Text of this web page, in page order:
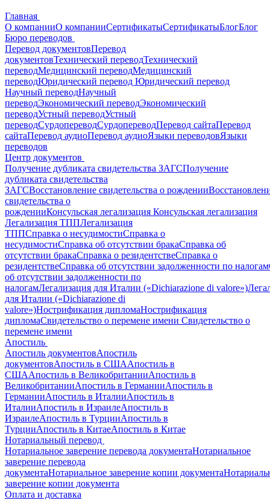
Главная
О компанииО компанииСертификатыСертификатыБлогБлог
Бюро переводов
Перевод документовПеревод
документовТехнический переводТехнический
переводМедицинский переводМедицинский
переводЮридический перевод Юридический перевод
Научный переводНаучный
переводЭкономический переводЭкономический
переводУстный переводУстный
переводСурдопереводСурдопереводПеревод сайтаПеревод
сайтаПеревод аудиоПеревод аудиоЯзыки переводовЯзыки
переводов
Центр документов
Получение дубликата свидетельства ЗАГСПолучение
дубликата свидетельства
ЗАГСВосстановление свидетельства о рождении
свидетельства о
рожденииКонсульская легализация Консульская легализация
Легализация ТППЛегализация
ТППСправка о несудимостиСправка о
несудимостиСправка об отсутствии бракаСправка об
отсутствии бракаСправка о резидентствеСправка о
резидентствеСправка об отсутствии задолженности по налогам
об отсутствии задолженности по
налогамЛегализация для Италии («Dichiarazione di valore»)
для Италии («Dichiarazione di
valore»)Нострификация дипломаНострификация
дипломаСвидетельство о перемене имени Свидетельство о
перемене имени
Апостиль
Апостиль документовАпостиль
документовАпостиль в СШААпостиль в
СШААпостиль в ВеликобританииАпостиль в
ВеликобританииАпостиль в ГерманииАпостиль в
ГерманииАпостиль в ИталииАпостиль в
ИталииАпостиль в ИзраилеАпостиль в
ИзраилеАпостиль в ТурцииАпостиль в
ТурцииАпостиль в КитаеАпостиль в Китае
Нотариальный перевод
Нотариальное заверение перевода документаНотариальное
заверение перевода
документаНотариальное заверение копии документа
заверение копии документа
Оплата и доставка